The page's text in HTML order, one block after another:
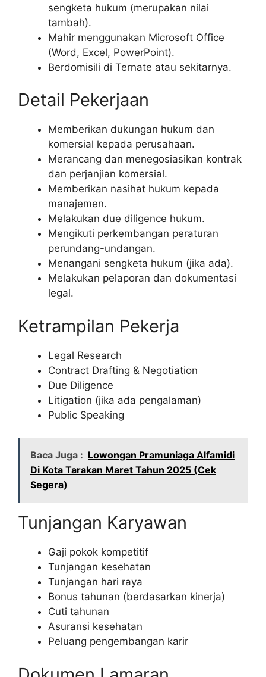
sengketa hukum (merupakan nilai
tambah).
Mahir menggunakan Microsoft Office
(Word, Excel, PowerPoint).
Berdomisili di Ternate atau sekitarnya.
Detail Pekerjaan
Memberikan dukungan hukum dan
komersial kepada perusahaan.
Merancang dan menegosiasikan kontrak
dan perjanjian komersial.
Memberikan nasihat hukum kepada
manajemen.
Melakukan due diligence hukum.
Mengikuti perkembangan peraturan
perundang-undangan.
Menangani sengketa hukum (jika ada).
Melakukan pelaporan dan dokumentasi
legal.
Ketrampilan Pekerja
Legal Research
Contract Drafting & Negotiation
Due Diligence
Litigation (jika ada pengalaman)
Public Speaking
Baca Juga : Lowongan Pramuniaga Alfamidi
Di Kota Tarakan Maret Tahun 2025 (Cek
Segera)
Tunjangan Karyawan
Gaji pokok kompetitif
Tunjangan kesehatan
Tunjangan hari raya
Bonus tahunan (berdasarkan kinerja)
Cuti tahunan
Asuransi kesehatan
Peluang pengembangan karir